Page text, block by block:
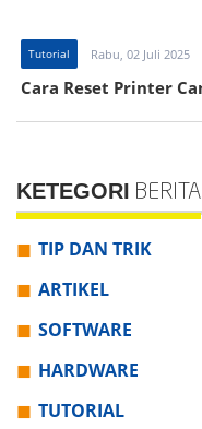
Tutorial Rabu, 02 Juli 2025
Cara Reset Printer
KETEGORI BERITA
TIP DAN TRIK
ARTIKEL
SOFTWARE
HARDWARE
TUTORIAL